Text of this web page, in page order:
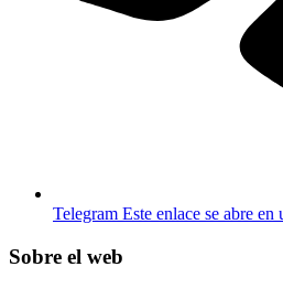
Telegram Este enlace se abre en
Sobre el web